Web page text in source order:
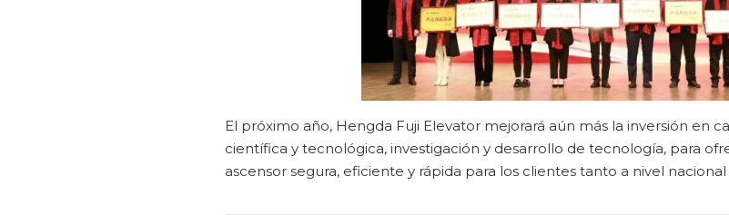
El próximo año, Hengda Fuji Elevator mejorará aún más la inversión en
científica y tecnológica, investigación y desarrollo de tecnología, para
ascensor segura, eficiente y rápida para los clientes tanto a nivel